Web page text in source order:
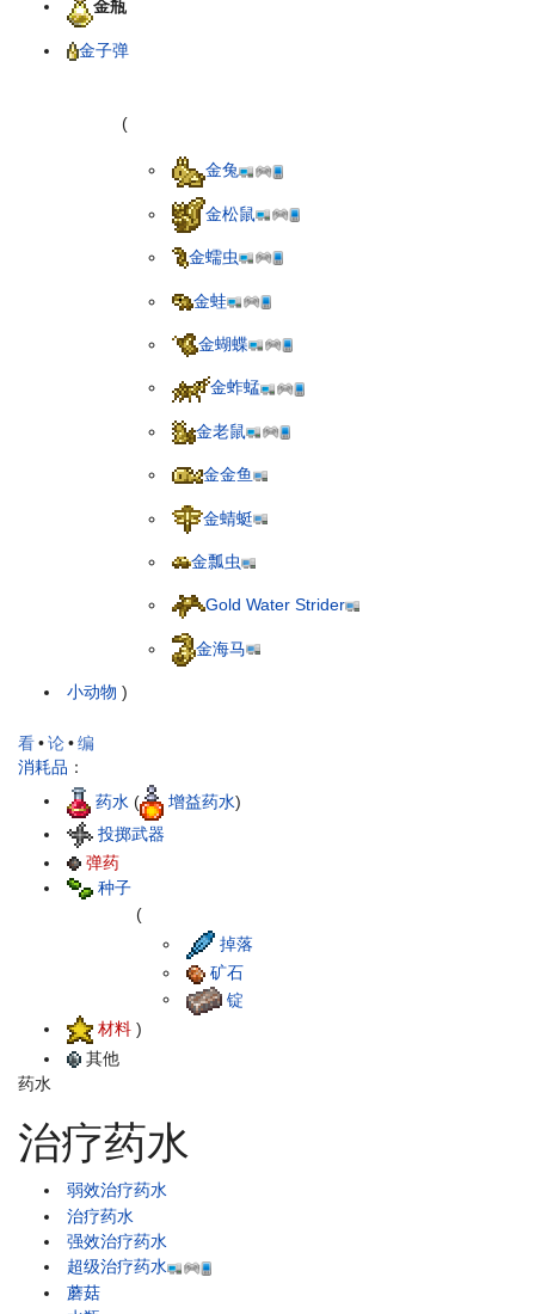
金瓶
金子弹
小动物
(
金兔
金松鼠
金蠕虫
金蛙
金蝴蝶
金蚱蜢
金老鼠
金金鱼
金蜻蜓
金瓢虫
Gold Water Strider
金海马
)
看•论•编
消耗品 ：
药水 ( 增益药水)
投掷武器
弹药
种子
材料
(
掉落
矿石
锭
)
其他
药水
治疗药水
弱效治疗药水
治疗药水
强效治疗药水
超级治疗药水
蘑菇